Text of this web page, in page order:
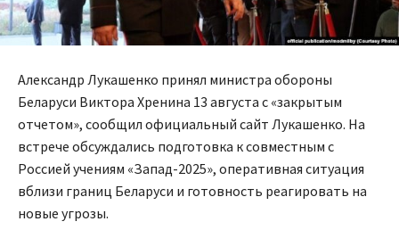
Александр Лукашенко принял министра обороны
Беларуси Виктора Хренина 13 августа с «закрытым
отчетом», сообщил официальный сайт Лукашенко. На
встрече обсуждались подготовка к совместным с
Россией учениям «Запад-2025», оперативная ситуация
вблизи границ Беларуси и готовность реагировать на
новые угрозы.